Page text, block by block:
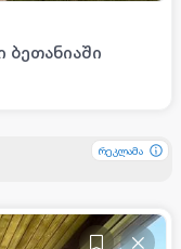
ბეთანიაში
რეკლამა
რეკლამა
რეკლამა